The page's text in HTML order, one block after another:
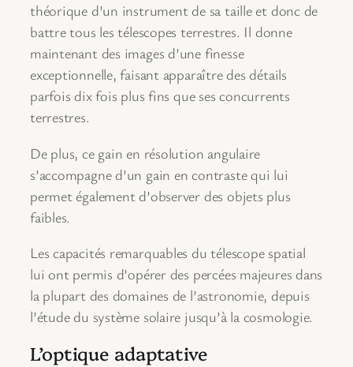
théorique d’un instrument de sa taille et donc de
battre tous les télescopes terrestres. Il donne
maintenant des images d’une finesse
exceptionnelle, faisant apparaître des détails
parfois dix fois plus fins que ses concurrents
terrestres.
De plus, ce gain en résolution angulaire
s’accompagne d’un gain en contraste qui lui
permet également d’observer des objets plus
faibles.
Les capacités remarquables du télescope spatial
lui ont permis d’opérer des percées majeures dans
la plupart des domaines de l’astronomie, depuis
l’étude du système solaire jusqu’à la cosmologie.
L’optique adaptative